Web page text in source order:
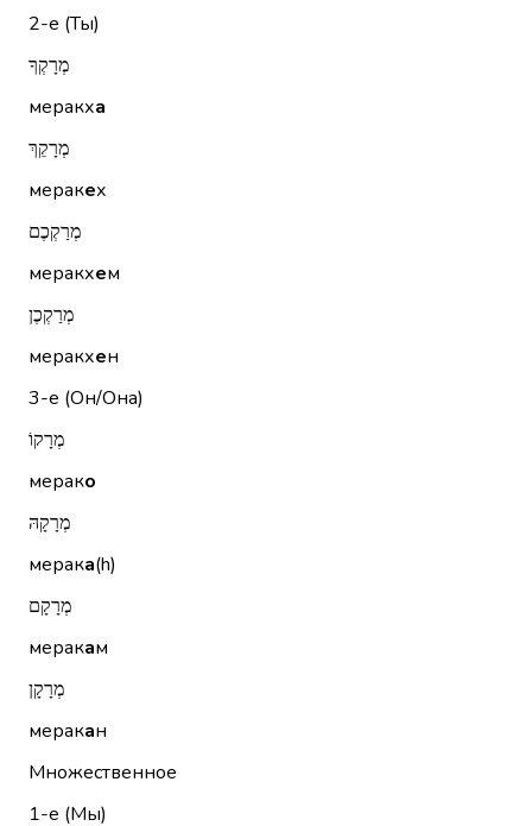
2-е (Ты)
מְרָקְךָ
меракха
מְרָקֵךְ
меракех
מְרַקְכֶם
меракхем
מְרַקְכֶן
меракхен
3-е (Он/Она)
מְרָקוֹ
мерако
מְרָקָהּ
мерака(h)
מְרָקָם
меракам
מְרָקָן
меракан
Множественное
1-е (Мы)